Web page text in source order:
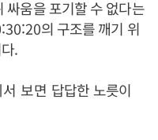
싸움을 포기할 수 없다는
의 구조를 깨기 위
.
보면 답답한 노릇이